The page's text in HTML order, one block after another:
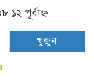
পূর্বাহ্ন
খুজুন